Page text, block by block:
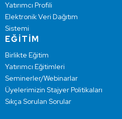
Yatırımcı Profili
Elektronik Veri Dağıtım
Sistemi
EĞİTİM
Birlikte Eğitim
Yatırımcı Eğitimleri
Seminerler/Webinarlar
Üyelerimizin Stajyer Politikaları
Sıkça Sorulan Sorular